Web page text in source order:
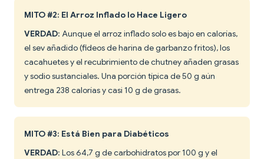
MITO #2: El Arroz Inflado lo Hace Ligero
VERDAD: Aunque el arroz inflado solo es bajo en calorías,
el sev añadido (fideos de harina de garbanzo fritos), los
cacahuetes y el recubrimiento de chutney añaden grasas
y sodio sustanciales. Una porción típica de 50 g aún
entrega 238 calorías y casi 10 g de grasas.
MITO #3: Está Bien para Diabéticos
VERDAD: Los 64,7 g de carbohidratos por 100 g y el